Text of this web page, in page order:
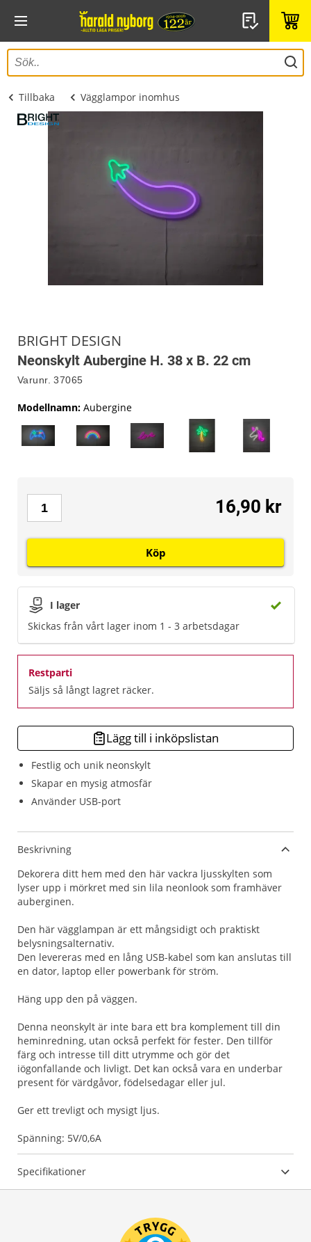
Tillbaka Vägglampor inomhus
BRIGHT DESIGN
Neonskylt Aubergine H. 38 x B. 22 cm
Varunr. 37065
Festlig och unik neonskylt
Skapar en mysig atmosfär
Använder USB-port
Modellnamn: Aubergine
I lager
Skickas från vårt lager inom 1 - 3 arbetsdagar
Restparti
Säljs så långt lagret räcker.
16,90 kr
Köp
Lägg till i inköpslistan
Beskrivning
Dekorera ditt hem med den här vackra ljusskylten som
lyser upp i mörkret med sin lila neonlook som framhäver
auberginen.
Den här vägglampan är ett mångsidigt och praktiskt
belysningsalternativ.
Den levereras med en lång USB-kabel som kan anslutas till
en dator, laptop eller powerbank för ström.
Häng upp den på väggen.
Denna neonskylt är inte bara ett bra komplement till din
heminredning, utan också perfekt för fester. Den tillför
färg och intresse till ditt utrymme och gör det
iögonfallande och livligt. Det kan också vara en underbar
present för värdgåvor, födelsedagar eller jul.
Ger ett trevligt och mysigt ljus.
Spänning: 5V/0,6A
Specifikationer